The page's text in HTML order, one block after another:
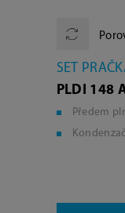
SET
PLDI 148
Předem